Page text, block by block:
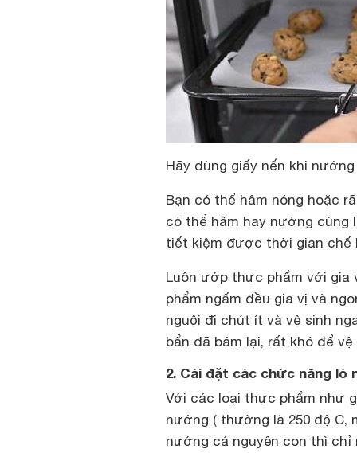
Hãy dùng giấy nến khi
Bạn có thể hâm nóng hoặc
có thể hâm hay nướng cùng
tiết kiệm được thời gian chế
Luôn ướp thực phẩm với
phẩm ngấm đều gia vị và
nguội đi chút ít và vệ sinh
bẩn đã bám lại, rất khó để
2. Cài đặt các chức năng
Với các loại thực phẩm như
nướng ( thường là 250 độ C,
nướng cá nguyên con thì chỉ